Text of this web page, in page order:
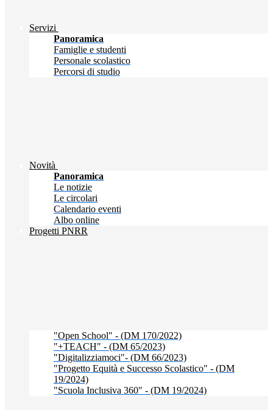
Servizi
Panoramica
Famiglie e studenti
Personale scolastico
Percorsi di studio
Novità
Panoramica
Le notizie
Le circolari
Calendario eventi
Albo online
Progetti PNRR
"Open School" - (DM 170/2022)
"+TEACH" - (DM 65/2023)
"Digitalizziamoci"- (DM 66/2023)
"Progetto Equità e Successo Scolastico" - (DM
19/2024)
"Scuola Inclusiva 360" - (DM 19/2024)